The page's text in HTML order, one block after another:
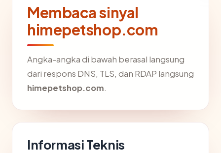
Membaca sinyal
himepetshop.com
Angka-angka di bawah berasal langsung
dari respons DNS, TLS, dan RDAP langsung
himepetshop.com.
Informasi Teknis